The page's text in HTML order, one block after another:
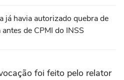
já havia autorizado quebra de
de CPMI do INSS
foi feito pelo relator